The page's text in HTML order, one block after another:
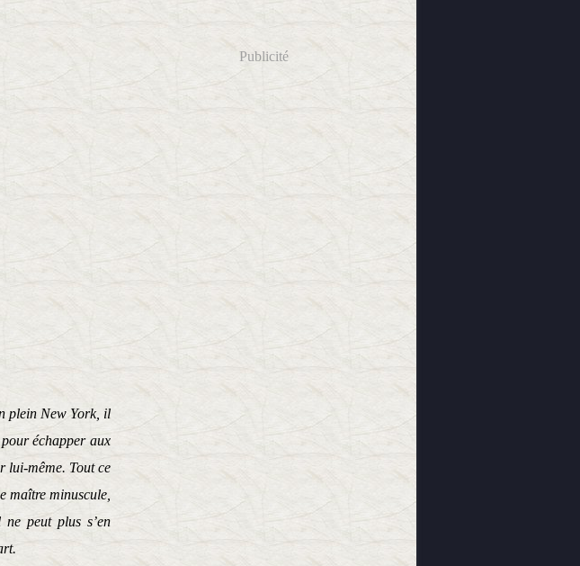
plein New York, il
échapper aux
lui-même. Tout ce
maître minuscule,
peut plus s’en
Publicité